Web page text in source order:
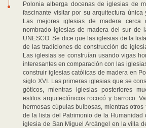
Polonia alberga docenas de iglesias de
fascinante visitar por su arquitectura
Las mejores iglesias de madera
nombrado iglesias de madera del sur de
UNESCO. Se dice que las iglesias de la
de las tradiciones de construcción de
Las iglesias se construían usando vigas
interesantes en comparación con las
construir iglesias católicas de madera en
siglo XVI. Las primeras iglesias que se
góticos, mientras iglesias posteriores
estilos arquitectónicos rococó y barroco.
hermosas cúpulas bulbosas, mientras
de la lista del Patrimonio de la Humanidad
iglesia de San Miguel Arcángel en la villa